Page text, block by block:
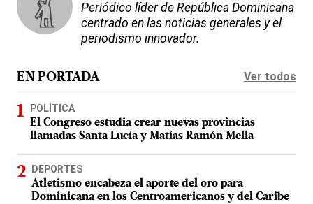
Periódico líder de República Dominicana
centrado en las noticias generales y el
periodismo innovador.
EN PORTADA Ver todos
POLÍTICA
El Congreso estudia crear nuevas provincias
llamadas Santa Lucía y Matías Ramón Mella
DEPORTES
Atletismo encabeza el aporte del oro para
Dominicana en los Centroamericanos y del Caribe